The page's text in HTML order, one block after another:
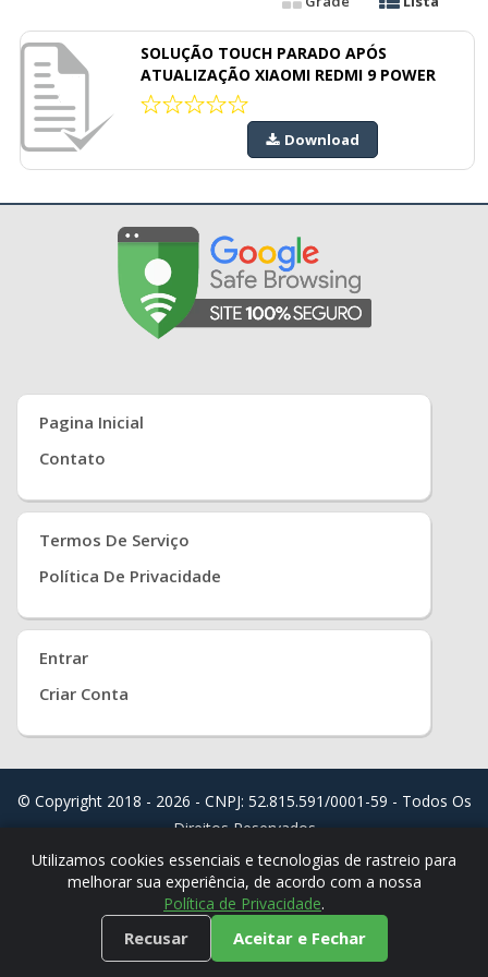
SOLUÇÃO TOUCH PARADO APÓS
ATUALIZAÇÃO XIAOMI REDMI 9 POWER
Download
Pagina Inicial
Contato
Termos De Serviço
Política De Privacidade
Entrar
Criar Conta
© Copyright 2018 - 2026 - CNPJ: 52.815.591/0001-59 - Todos Os
Direitos Reservados
Distribuído PorReal Easy Store ( JoudiSoft Ltd. )
Utilizamos cookies essenciais e tecnologias de rastreio para
melhorar sua experiência, de acordo com a nossa
Política de Privacidade.
Recusar Aceitar e Fechar